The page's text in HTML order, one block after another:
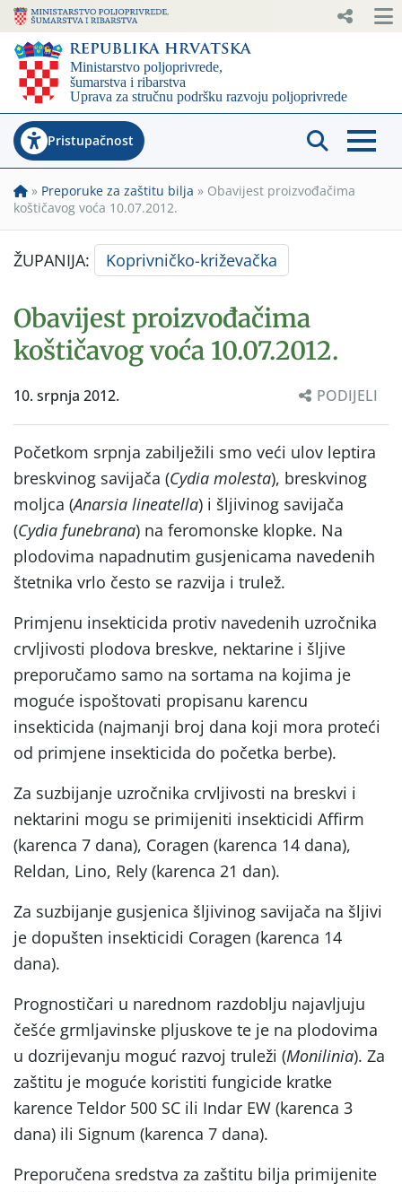
Pristupačnost
» Preporuke za zaštitu bilja » Obavijest proizvođačima
koštičavog voća 10.07.2012.
ŽUPANIJA: Koprivničko-križevačka
Obavijest proizvođačima
koštičavog voća 10.07.2012.
10. srpnja 2012. PODIJELI
Početkom srpnja zabilježili smo veći ulov leptira
breskvinog savijača (Cydia molesta), breskvinog
moljca (Anarsia lineatella) i šljivinog savijača
(Cydia funebrana) na feromonske klopke. Na
plodovima napadnutim gusjenicama navedenih
štetnika vrlo često se razvija i trulež.
Primjenu insekticida protiv navedenih uzročnika
crvljivosti plodova breskve, nektarine i šljive
preporučamo samo na sortama na kojima je
moguće ispoštovati propisanu karencu
insekticida (najmanji broj dana koji mora proteći
od primjene insekticida do početka berbe).
Za suzbijanje uzročnika crvljivosti na breskvi i
nektarini mogu se primijeniti insekticidi Affirm
(karenca 7 dana), Coragen (karenca 14 dana),
Reldan, Lino, Rely (karenca 21 dan).
Za suzbijanje gusjenica šljivinog savijača na šljivi
je dopušten insekticidi Coragen (karenca 14
dana).
Prognostičari u narednom razdoblju najavljuju
češće grmljavinske pljuskove te je na plodovima
u dozrijevanju moguć razvoj truleži (Monilinia). Za
zaštitu je moguće koristiti fungicide kratke
karence Teldor 500 SC ili Indar EW (karenca 3
dana) ili Signum (karenca 7 dana).
Preporučena sredstva za zaštitu bilja primijenite